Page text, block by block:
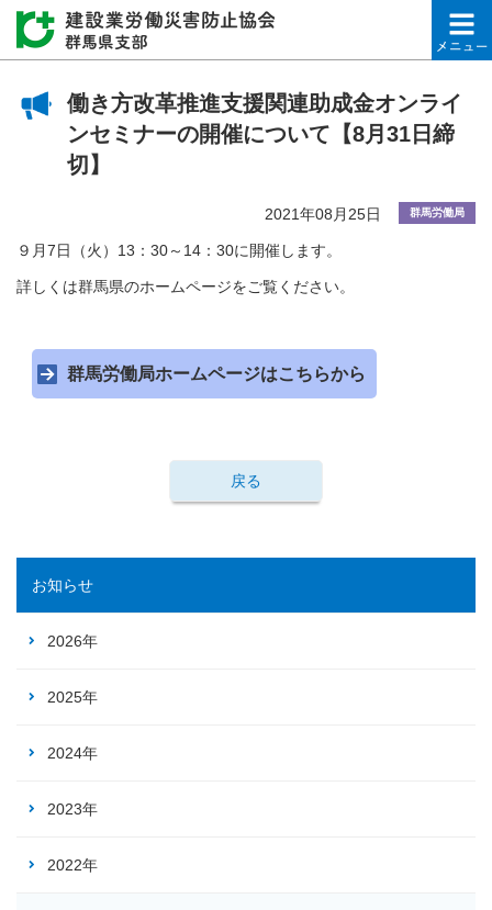
建設業労働災害防止協
働き方改革推進支援関連助成金オンライ
ンセミナーの開催について【8月31日締
切】
2021年08月25日 群馬労働局
９月7日（火）13：30～14：30に開催します。
詳しくは群馬県のホームページをご覧ください。
群馬労働局ホームページはこちらから
戻る
お知らせ
2026年
2025年
2024年
2023年
2022年